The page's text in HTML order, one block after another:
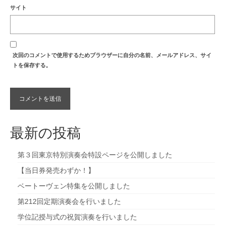
サイト
次回のコメントで使用するためブラウザーに自分の名前、メールアドレス、サイ
トを保存する。
最新の投稿
第３回東京特別演奏会特設ページを公開しました
【当日券発売わずか！】
ベートーヴェン特集を公開しました
第212回定期演奏会を行いました
学位記授与式の祝賀演奏を行いました